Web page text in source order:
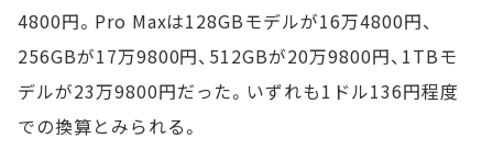
4800円。Pro Maxは128GBモデルが16万4800円、
256GBが17万9800円、512GBが20万9800円、1TBモ
デルが23万9800円だった。いずれも1ドル136円程度
での換算とみられる。